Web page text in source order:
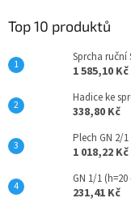
Top 10 produktů
Sprcha ruční
1 585,10 Kč
Hadice ke
338,80 Kč
Plech GN 2/
1 018,22 Kč
GN 1/1
231,41 Kč